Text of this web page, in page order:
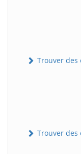
Trouver des
Trouver des